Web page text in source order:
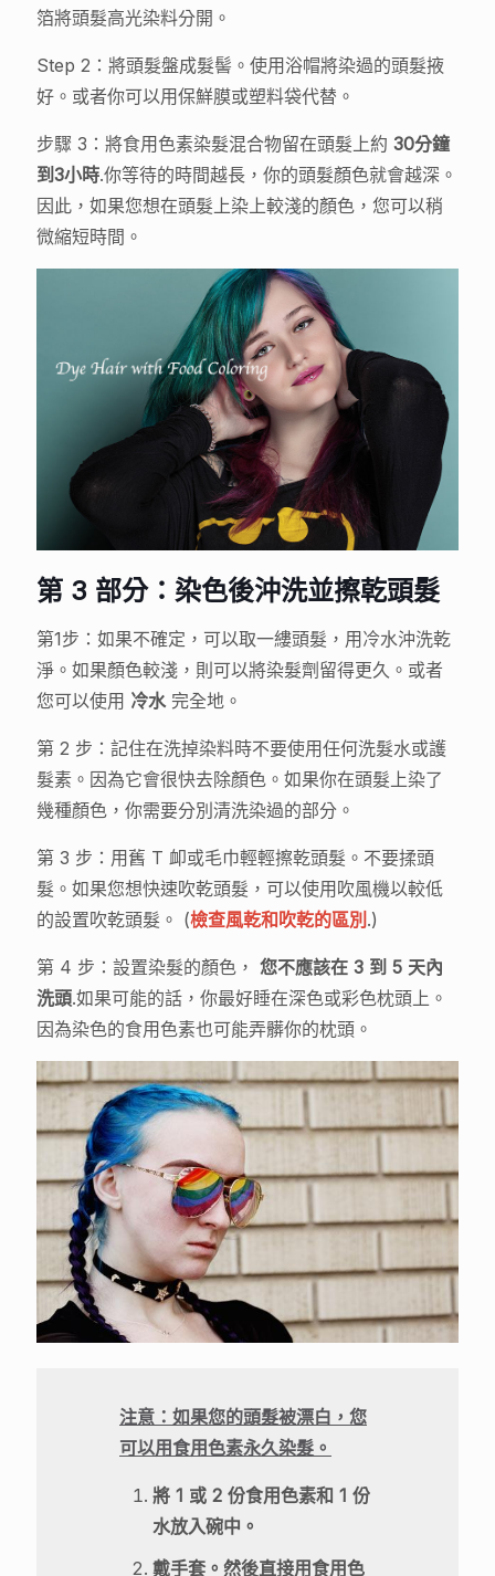
箔將頭髮高光染料分開。
Step 2：將頭髮盤成髮髻。使用浴帽將染過的頭髮掖
好。或者你可以用保鮮膜或塑料袋代替。
步驟 3：將食用色素染髮混合物留在頭髮上約 30分鐘
到3小時.你等待的時間越長，你的頭髮顏色就會越深。
因此，如果您想在頭髮上染上較淺的顏色，您可以稍
微縮短時間。
第 3 部分：染色後沖洗並擦乾頭髮
第1步：如果不確定，可以取一縷頭髮，用冷水沖洗乾
淨。如果顏色較淺，則可以將染髮劑留得更久。或者
您可以使用 冷水完全地。
第 2 步：記住在洗掉染料時不要使用任何洗髮水或護
髮素。因為它會很快去除顏色。如果你在頭髮上染了
幾種顏色，你需要分別清洗染過的部分。
第 3 步：用舊 T 卹或毛巾輕輕擦乾頭髮。不要揉頭
髮。如果您想快速吹乾頭髮，可以使用吹風機以較低
的設置吹乾頭髮。 (檢查風乾和吹乾的區別 .)
第 4 步：設置染髮的顏色， 您不應該在 3 到 5 天內
洗頭.如果可能的話，你最好睡在深色或彩色枕頭上。
因為染色的食用色素也可能弄髒你的枕頭。
注意：如果您的頭髮被漂白，您
可以用食用色素永久染髮。
將 1 或 2 份食用色素和 1 份
水放入碗中。
戴手套。然後直接用食用色